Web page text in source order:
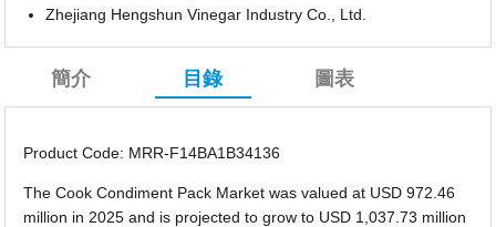
Zhejiang Hengshun Vinegar Industry Co., Ltd.
簡介 目錄 圖表
Product Code: MRR-F14BA1B34136
The Cook Condiment Pack Market was valued at USD 972.46
million in 2025 and is projected to grow to USD 1,037.73 million